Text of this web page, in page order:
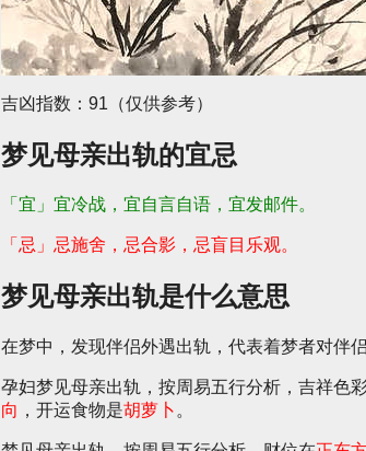
吉凶指数：91（仅供参考）
梦见母亲出轨的宜忌
「宜」宜冷战，宜自言自语，宜发邮件。
「忌」忌施舍，忌合影，忌盲目乐观。
梦见母亲出轨是什么意思
在梦中，发现伴侣外遇出轨，代表着梦者对伴
孕妇梦见母亲出轨，按周易五行分析，吉祥色
向 ，开运食物是胡萝卜 。